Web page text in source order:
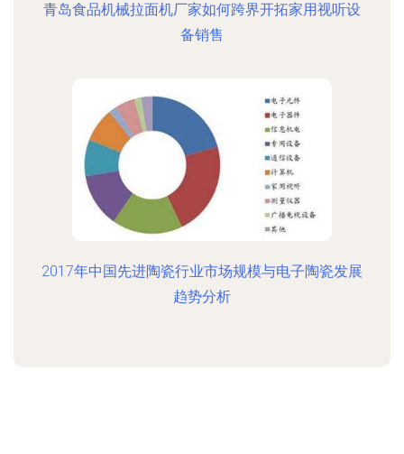
青岛食品机械拉面机厂家如何跨界开拓家用视听设
备销售
2017年中国先进陶瓷行业市场规模与电子陶瓷发展
趋势分析